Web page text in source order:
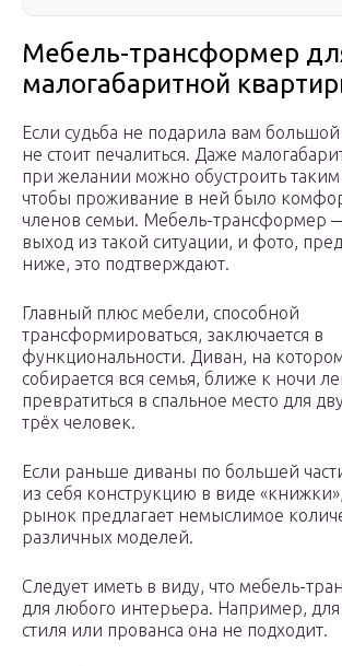
Мебель-трансформер
малогабаритной
Если судьба не подарила вам
не стоит печалиться. Даже
при желании можно обустроить
чтобы проживание в ней было
членов семьи. Мебель-трансформер
выход из такой ситуации, и фото,
ниже, это подтверждают.
Главный плюс мебели, способной
трансформироваться, заключается в
функциональности. Диван, на
собирается вся семья, ближе к ночи
превратиться в спальное место для
трёх человек.
Если раньше диваны по большей
из себя конструкцию в виде
рынок предлагает немыслимое
различных моделей.
Следует иметь в виду, что мебель-
для любого интерьера. Например, для
стиля или прованса она не подходит.